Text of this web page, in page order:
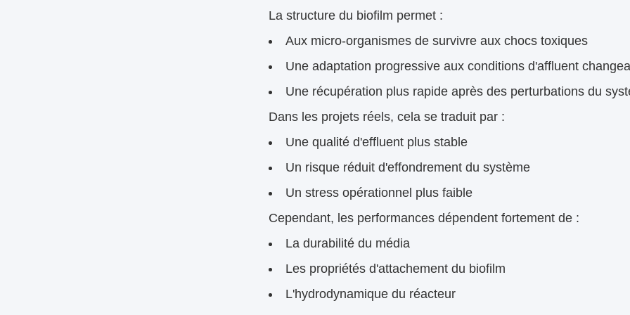
La structure du biofilm permet :
Aux micro-organismes de survivre aux chocs toxiques
Une adaptation progressive aux conditions d'affluent
Une récupération plus rapide après des perturbations du
Dans les projets réels, cela se traduit par :
Une qualité d'effluent plus stable
Un risque réduit d'effondrement du système
Un stress opérationnel plus faible
Cependant, les performances dépendent fortement de :
La durabilité du média
Les propriétés d'attachement du biofilm
L'hydrodynamique du réacteur